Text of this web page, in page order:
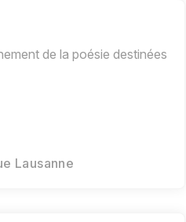
de la poésie destinées
Lausanne